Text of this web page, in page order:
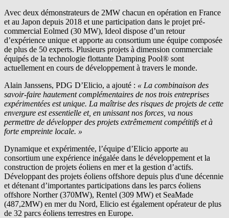
Avec deux démonstrateurs de 2MW chacun en opération en France
et au Japon depuis 2018 et une participation dans le projet pré-
commercial Eolmed (30 MW), Ideol dispose d’un retour
d’expérience unique et apporte au consortium une équipe composée
de plus de 50 experts. Plusieurs projets à dimension commerciale
équipés de la technologie flottante Damping Pool® sont
actuellement en cours de développement à travers le monde.
Alain Janssens, PDG D’Elicio, a ajouté : « La combinaison des
savoir-faire hautement complémentaires de nos trois entreprises
expérimentées est unique. La maîtrise des risques de projets de cette
envergure est essentielle et, en unissant nos forces, va nous
permettre de développer des projets extrêmement compétitifs et à
forte empreinte locale. »
Dynamique et expérimentée, l’équipe d’Elicio apporte au
consortium une expérience inégalée dans le développement et la
construction de projets éoliens en mer et la gestion d’actifs.
Développant des projets éoliens offshore depuis plus d'une décennie
et détenant d’importantes participations dans les parcs éoliens
offshore Norther (370MW), Rentel (309 MW) et SeaMade
(487,2MW) en mer du Nord, Elicio est également opérateur de plus
de 32 parcs éoliens terrestres en Europe.